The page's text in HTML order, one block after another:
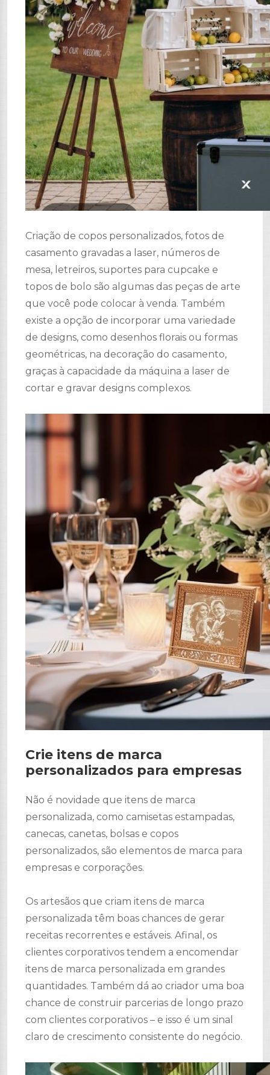
Criação de copos personalizados, fotos de
casamento gravadas a laser, números de
mesa, letreiros, suportes para cupcake e
topos de bolo são algumas das peças de arte
que você pode colocar à venda. Também
existe a opção de incorporar uma variedade
de designs, como desenhos florais ou formas
geométricas, na decoração do casamento,
graças à capacidade da máquina a laser de
cortar e gravar designs complexos.
Crie itens de marca
personalizados para empresas
Não é novidade que itens de marca
personalizada, como camisetas estampadas,
canecas, canetas, bolsas e copos
personalizados, são elementos de marca para
empresas e corporações.
Os artesãos que criam itens de marca
personalizada têm boas chances de gerar
receitas recorrentes e estáveis. Afinal, os
clientes corporativos tendem a encomendar
itens de marca personalizada em grandes
quantidades. Também dá ao criador uma boa
chance de construir parcerias de longo prazo
com clientes corporativos – e isso é um sinal
claro de crescimento consistente do negócio.